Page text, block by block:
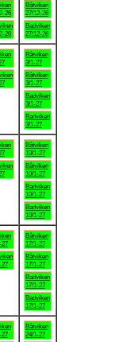
26
26
Båtviken
27/12-26
Badviken
27/12-26
Båtviken
3/1-27
Båtviken
3/1-27
Badviken
3/1-27
Badviken
3/1-27
Båtviken
10/1-27
Båtviken
10/1-27
Badviken
10/1-27
Badviken
10/1-27
27
27
Båtviken
17/1-27
Båtviken
17/1-27
Badviken
17/1-27
Badviken
17/1-27
27
Båtviken
24/1-27